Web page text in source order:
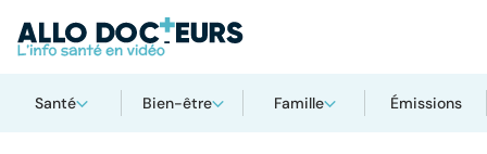
Santé Bien-être Famille Émissions